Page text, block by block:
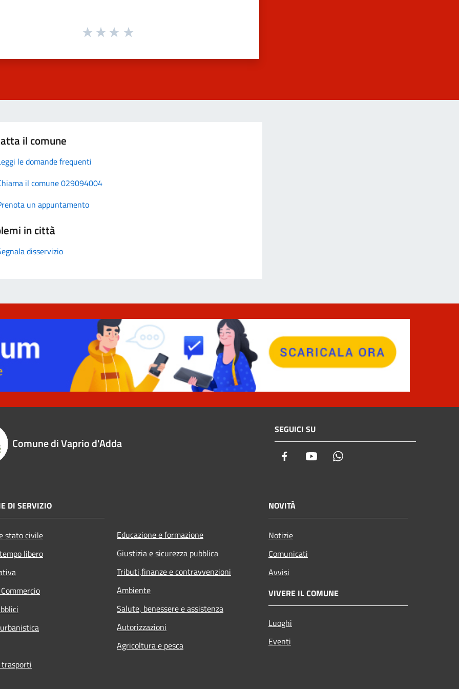
il comune
le domande frequenti
il comune 029094004
un appuntamento
in città
disservizio
Comune di Vaprio d'Adda
SEGUICI SU
Facebook Youtube
DI SERVIZIO
stato civile
libero
Educazione e formazione
Giustizia e sicurezza pubblica
Tributi,finanze e contravvenzioni
Ambiente
Salute, benessere e assistenza
Autorizzazioni
Agricoltura e pesca
NOVITÀ
Notizie
Comunicati
Avvisi
VIVERE IL COMUNE
Luoghi
Eventi